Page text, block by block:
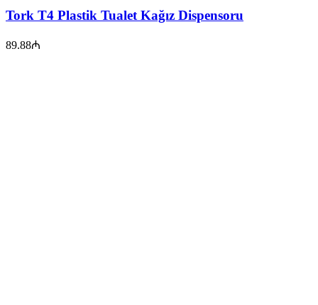
Tork T4 Plastik Tualet Kağız Dispensoru
89.88₼